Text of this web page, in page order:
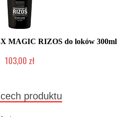
MAGIC RIZOS do loków 300ml
103,00 zł
produktu